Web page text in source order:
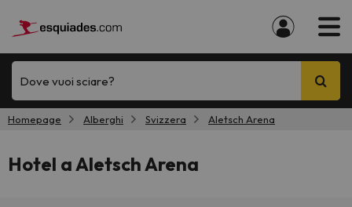
Dove vuoi sciare?
Homepage Alberghi Svizzera Aletsch Arena
Hotel a Aletsch Arena